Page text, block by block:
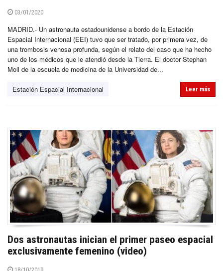
03/01/2020
MADRID.- Un astronauta estadounidense a bordo de la Estación
Espacial Internacional (EEI) tuvo que ser tratado, por primera vez, de
una trombosis venosa profunda, según el relato del caso que ha hecho
uno de los médicos que le atendió desde la Tierra. El doctor Stephan
Moll de la escuela de medicina de la Universidad de...
Estación Espacial Internacional Leer más
Dos astronautas inician el primer paseo espacial
exclusivamente femenino (video)